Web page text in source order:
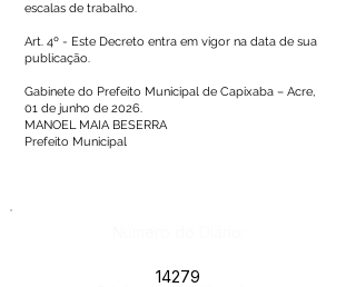
escalas de trabalho.
Art. 4º - Este Decreto entra em vigor na data de sua
publicação.
Gabinete do Prefeito Municipal de Capixaba – Acre,
01 de junho de 2026.
MANOEL MAIA BESERRA
Prefeito Municipal
14279